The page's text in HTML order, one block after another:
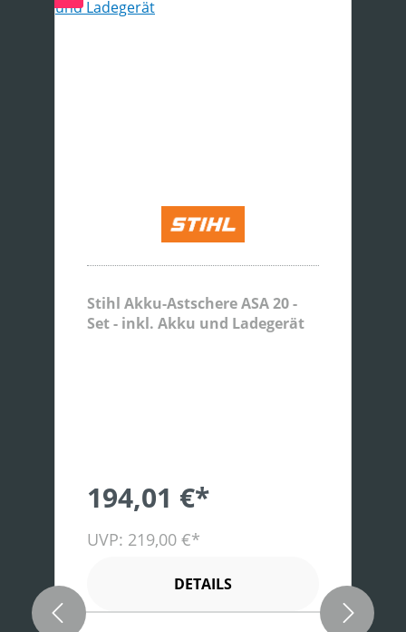
Stihl Akku-Astschere ASA 20 -
Set - inkl. Akku und Ladegerät
194,01 €*
UVP: 219,00 €*
DETAILS